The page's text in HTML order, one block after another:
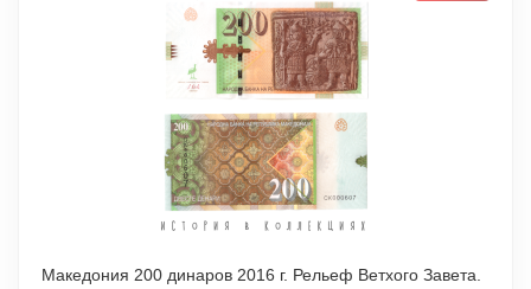
Македония 200 динаров 2016 г. Рельеф Ветхого Завета.